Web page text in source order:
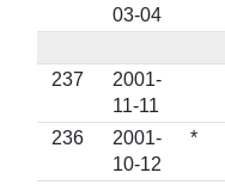
03-04
237
2001-
11-11
236
2001-
10-12
*